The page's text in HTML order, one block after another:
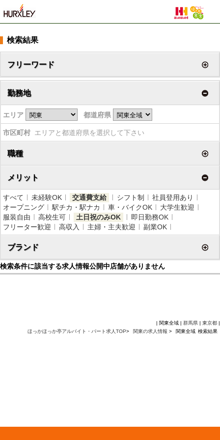
検索結果
フリーワード
勤務地
エリア 都道府県
市区町村 エリアと都道府県を選択して下さい
職種
メリット
すべて 未経験OK 交通費支給 シフト制
社員登用あり
オープニング
駅チカ・駅ナカ 車・バイクOK
大学生歓迎
服装自由
高校生可 土日祝のみOK
即日勤務OK
フリーター歓迎
高収入 主婦・主夫歓迎 副業OK
ブランド
検索条件に該当する求人情報公開中店舗がありません
| 関東全域 | 群馬県 | 東京都 |
ほっかほっか亭アルバイト・パート求人TOP> 関東の求人情報 > 関東全域 検索結果